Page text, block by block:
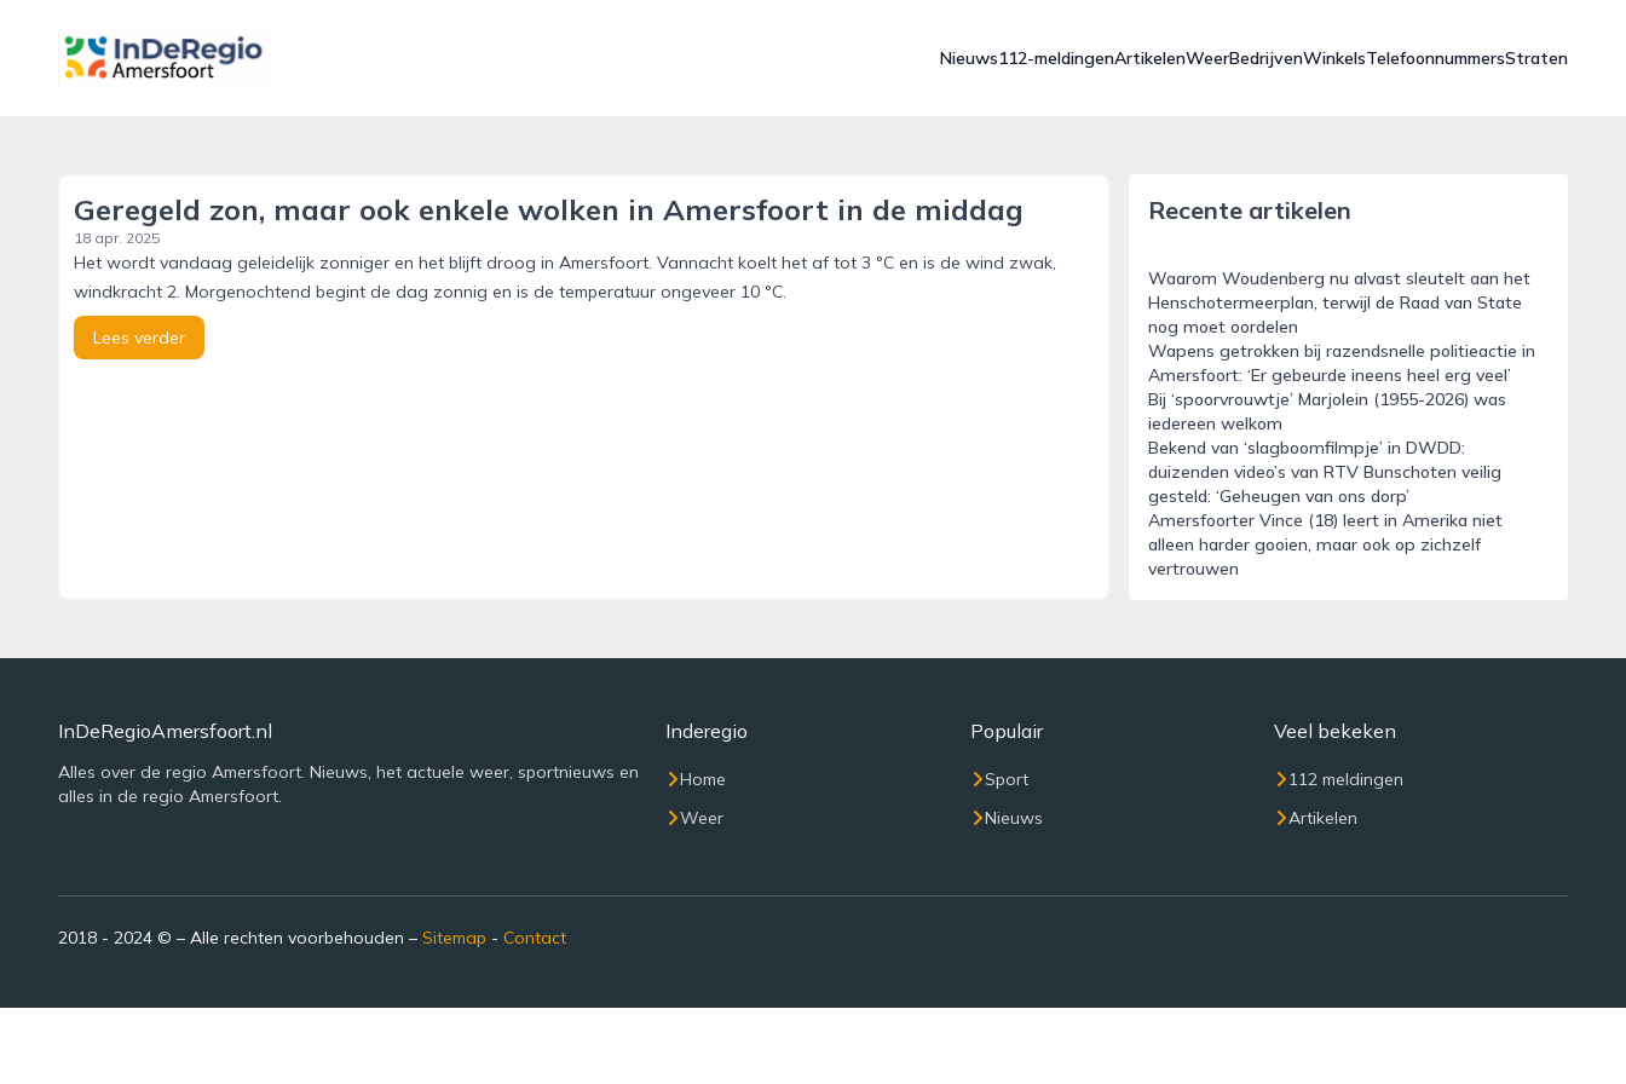
inderegioamersfoort.nl
Nieuws112-meldingenArtikelenWeerBedrijvenWinkelsTelefoonnummersStraten
Geregeld zon, maar ook enkele wolken in Amersfoort in de middag
18 apr. 2025
Het wordt vandaag geleidelijk zonniger en het blijft droog in Amersfoort. Vannacht koelt het af tot 3 °C en is de wind zwak,
windkracht 2. Morgenochtend begint de dag zonnig en is de temperatuur ongeveer 10 °C.
Lees verder
Recente artikelen
Waarom Woudenberg nu alvast sleutelt aan het
Henschotermeerplan, terwijl de Raad van State
nog moet oordelen
Wapens getrokken bij razendsnelle politieactie in
Amersfoort: ‘Er gebeurde ineens heel erg veel’
Bij ‘spoorvrouwtje’ Marjolein (1955-2026) was
iedereen welkom
Bekend van ‘slagboomfilmpje’ in DWDD:
duizenden video’s van RTV Bunschoten veilig
gesteld: ‘Geheugen van ons dorp’
Amersfoorter Vince (18) leert in Amerika niet
alleen harder gooien, maar ook op zichzelf
vertrouwen
InDeRegioAmersfoort.nl
Alles over de regio Amersfoort. Nieuws, het actuele weer, sportnieuws en
alles in de regio Amersfoort.
Inderegio
Home
Weer
Populair
Sport
Nieuws
Veel bekeken
112 meldingen
Artikelen
2018 - 2024 © – Alle rechten voorbehouden – Sitemap - Contact